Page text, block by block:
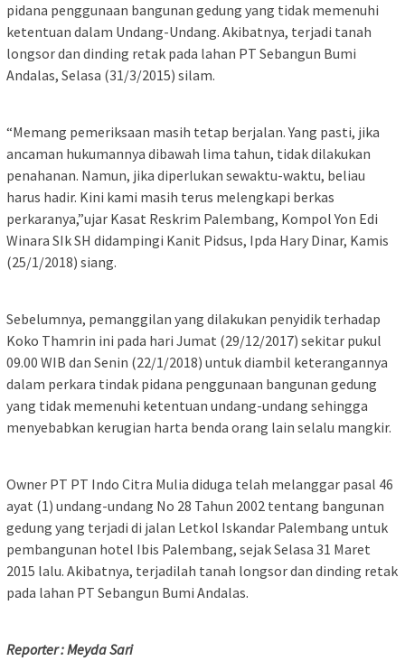
pidana penggunaan bangunan gedung yang tidak memenuhi
ketentuan dalam Undang-Undang. Akibatnya, terjadi tanah
longsor dan dinding retak pada lahan PT Sebangun Bumi
Andalas, Selasa (31/3/2015) silam.
“Memang pemeriksaan masih tetap berjalan. Yang pasti, jika
ancaman hukumannya dibawah lima tahun, tidak dilakukan
penahanan. Namun, jika diperlukan sewaktu-waktu, beliau
harus hadir. Kini kami masih terus melengkapi berkas
perkaranya,”ujar Kasat Reskrim Palembang, Kompol Yon Edi
Winara SIk SH didampingi Kanit Pidsus, Ipda Hary Dinar, Kamis
(25/1/2018) siang.
Sebelumnya, pemanggilan yang dilakukan penyidik terhadap
Koko Thamrin ini pada hari Jumat (29/12/2017) sekitar pukul
09.00 WIB dan Senin (22/1/2018) untuk diambil keterangannya
dalam perkara tindak pidana penggunaan bangunan gedung
yang tidak memenuhi ketentuan undang-undang sehingga
menyebabkan kerugian harta benda orang lain selalu mangkir.
Owner PT PT Indo Citra Mulia diduga telah melanggar pasal 46
ayat (1) undang-undang No 28 Tahun 2002 tentang bangunan
gedung yang terjadi di jalan Letkol Iskandar Palembang untuk
pembangunan hotel Ibis Palembang, sejak Selasa 31 Maret
2015 lalu. Akibatnya, terjadilah tanah longsor dan dinding retak
pada lahan PT Sebangun Bumi Andalas.
Reporter : Meyda Sari